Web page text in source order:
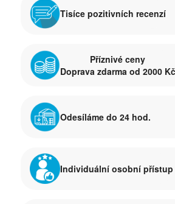
Tisíce pozitivních recenzí
Příznivé ceny
Doprava zdarma od 2000 Kč
Odesíláme do 24 hod.
Individuální osobní přístup